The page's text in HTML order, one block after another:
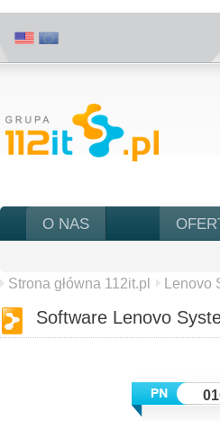
O NAS
Strona główna 112it.pl Lenovo
Software Lenovo